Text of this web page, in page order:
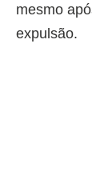
mesmo
expulsão.